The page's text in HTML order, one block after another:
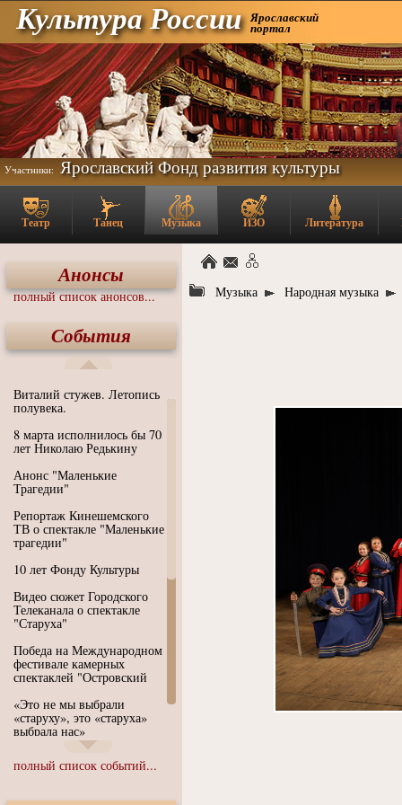
Культура России Ярославский
портал
Участники: Ярославский Фонд развития культуры
Театр Танец Музыка ИЗО Литература
Анонсы
полный список анонсов...
События
Виталий стужев. Летопись
полувека.
8 марта исполнилось бы 70
лет Николаю Редькину
Анонс "Маленькие
Трагедии"
Репортаж Кинешемского
ТВ о спектакле "Маленькие
трагедии"
10 лет Фонду Культуры
Видео сюжет Городского
Телеканала о спектакле
"Старуха"
Победа на Международном
фестивале камерных
спектаклей "Островский
«Это не мы выбрали
«старуху», это «старуха»
выбрала нас»
Иммерсивный спектакль
"Язык чистого полета
полный список событий...
Музыка Народная музыка